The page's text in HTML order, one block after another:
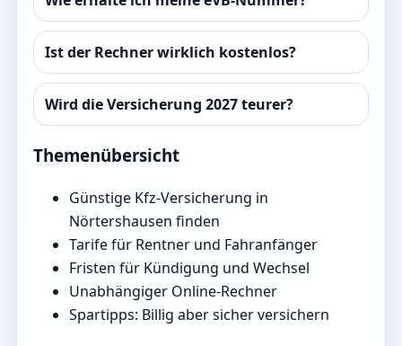
Ist der Rechner wirklich kostenlos?
Wird die Versicherung 2027 teurer?
Themenübersicht
Günstige Kfz-Versicherung in
Nörtershausen finden
Tarife für Rentner und Fahranfänger
Fristen für Kündigung und Wechsel
Unabhängiger Online-Rechner
Spartipps: Billig aber sicher versichern